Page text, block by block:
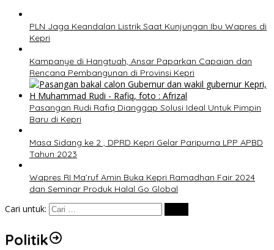
PLN Jaga Keandalan Listrik Saat Kunjungan Ibu Wapres di
Kepri
Kampanye di Hangtuah, Ansar Paparkan Capaian dan
Rencana Pembangunan di Provinsi Kepri
Pasangan Rudi Rafiq Dianggap Solusi Ideal Untuk Pimpin
Baru di Kepri
Masa Sidang ke 2 , DPRD Kepri Gelar Paripurna LPP APBD
Tahun 2023
Wapres RI Ma’ruf Amin Buka Kepri Ramadhan Fair 2024
dan Seminar Produk Halal Go Global
Cari untuk:
Politik